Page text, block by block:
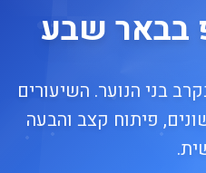
בבאר שבע
בני הנוער. השיעורים
פיתוח קצב והבעה